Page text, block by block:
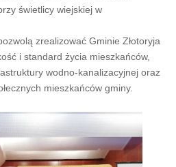
świetlicy wiejskiej w
zrealizować Gminie Złotoryja
i standard życia mieszkańców,
wodno-kanalizacyjnej oraz
mieszkańców gminy.